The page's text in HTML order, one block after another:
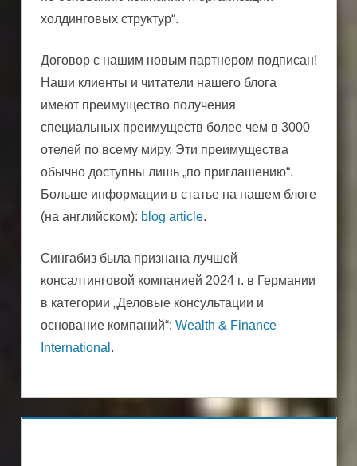
холдинговых структур“.
Договор с нашим новым партнером подписан!
Наши клиенты и читатели нашего блога
имеют преимущество получения
специальных преимуществ более чем в 3000
отелей по всему миру. Эти преимущества
обычно доступны лишь „по приглашению“.
Больше информации в статье на нашем блоге
(на английском): blog article.
Сингабиз была признана лучшей
консалтинговой компанией 2024 г. в Германии
в категории „Деловые консультации и
основание компаний“: Wealth & Finance
International .